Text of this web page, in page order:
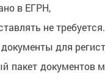
в ЕГРН,
не требуется.
для
пакет документов